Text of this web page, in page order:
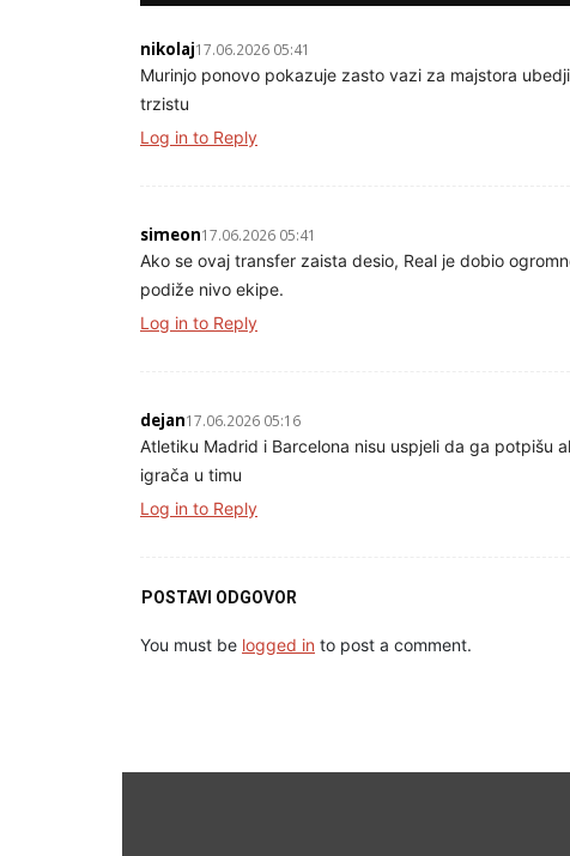
nikolaj17.06.2026 05:41
Murinjo ponovo pokazuje zasto vazi za majstora
trzistu
Log in to Reply
simeon17.06.2026 05:41
Ako se ovaj transfer zaista desio, Real je dobio
podiže nivo ekipe.
Log in to Reply
dejan17.06.2026 05:16
Atletiku Madrid i Barcelona nisu uspjeli da ga potpišu
igrača u timu
Log in to Reply
POSTAVI ODGOVOR
You must be logged in to post a comment.